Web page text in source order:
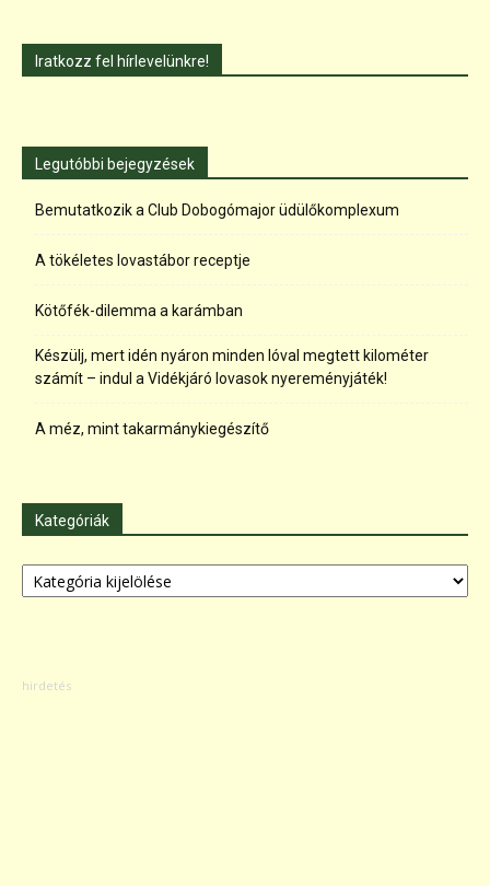
Iratkozz fel hírlevelünkre!
Legutóbbi bejegyzések
Bemutatkozik a Club Dobogómajor üdülőkomplexum
A tökéletes lovastábor receptje
Kötőfék-dilemma a karámban
Készülj, mert idén nyáron minden lóval megtett kilométer
számít – indul a Vidékjáró lovasok nyereményjáték!
A méz, mint takarmánykiegészítő
Kategóriák
Kategóriák